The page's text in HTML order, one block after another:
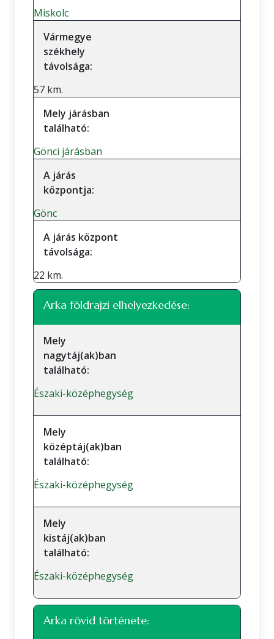
Miskolc
Vármegye
székhely
távolsága:
57 km.
Mely járásban
található:
Gönci járásban
A járás
központja:
Gönc
A járás központ
távolsága:
22 km.
Arka földrajzi elhelyezkedése:
Mely
nagytáj(ak)ban
található:
Északi-középhegység
Mely
középtáj(ak)ban
található:
Északi-középhegység
Mely
kistáj(ak)ban
található:
Északi-középhegység
Arka rövid története: